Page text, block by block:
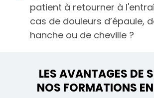
patient à retourner à
cas de douleurs d’épaule,
hanche ou de cheville ?
LES AVANTAGES DE
NOS FORMATIONS